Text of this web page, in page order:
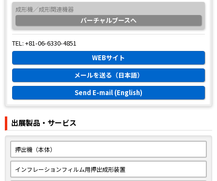
成形機／成形関連機器
バーチャルブースへ
TEL: +81-06-6330-4851
WEBサイト
メールを送る（日本語）
Send E-mail (English)
出展製品・サービス
押出機（本体）
インフレーションフィルム用押出成形装置